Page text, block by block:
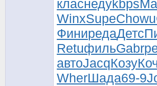
класнедуkbps
WinxSupeChow
ФиниредаДетс
RetuфильGabr
автоJacqКозу
WherШада69-9